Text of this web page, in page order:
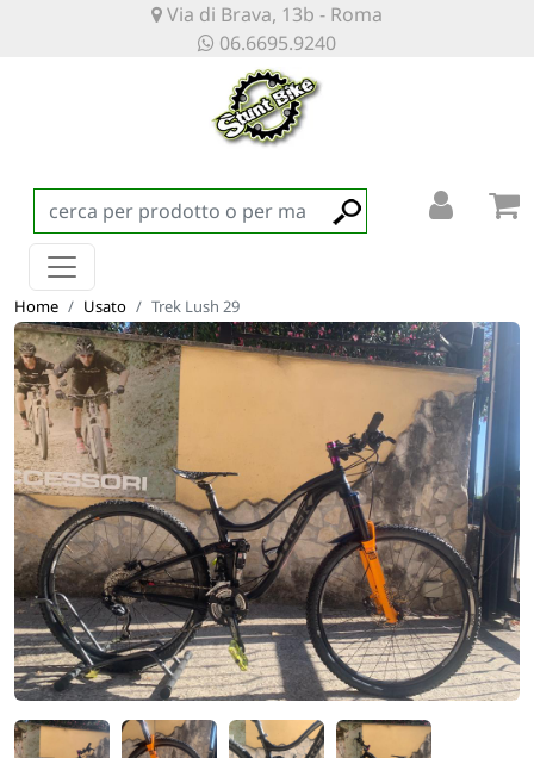
Via di Brava, 13b - Roma
06.6695.9240
Home Usato Trek Lush 29